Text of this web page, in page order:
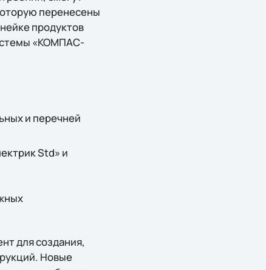
перенесены
продуктов
«КОМПАС-
и перечней
Std» и
для создания,
Новые